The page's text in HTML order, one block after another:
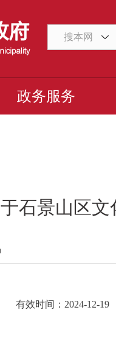
搜本网
政务服务
石景山区
有效时间：2024-12-